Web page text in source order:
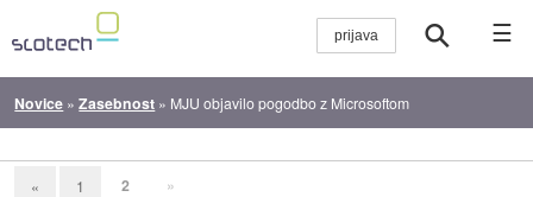
☰
Novice »Zasebnost » MJU objavilo pogodbo z Microsoftom
« 1 2 »